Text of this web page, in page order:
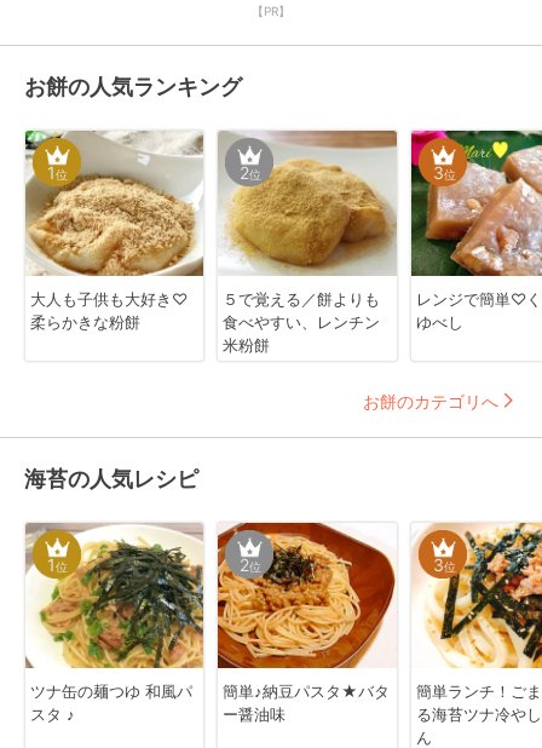
【PR】
お餅の人気ランキング
1位
大人も子供も大好き♡
柔らかきな粉餅
2位
５で覚える／餅よりも
食べやすい、レンチン
米粉餅
3位
レンジで簡単♡
ゆべし
お餅のカテゴリへ
海苔の人気レシピ
1位
ツナ缶の麺つゆ 和風パ
スタ ♪
2位
簡単♪納豆パスタ★バタ
ー醤油味
3位
簡単ランチ！ご
る海苔ツナ冷や
ん